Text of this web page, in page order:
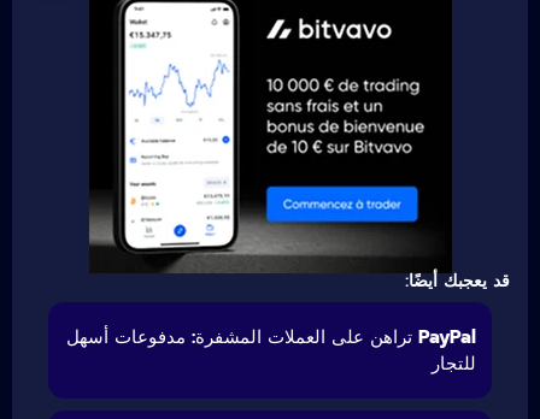
قد يعجبك أيضًا:
PayPal تراهن على العملات المشفرة: مدفوعات أسهل
للتجار